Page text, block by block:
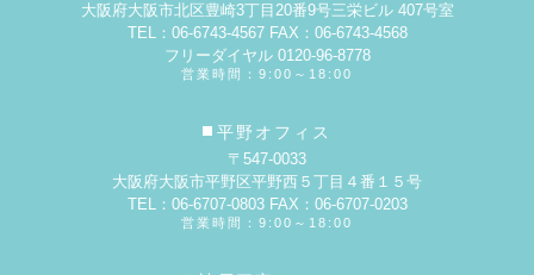
大阪府大阪市北区豊崎3丁目20番9号三栄ビル 407号室
TEL：06-6743-4567 FAX：06-6743-4568
フリーダイヤル 0120-96-8778
営業時間：9:00～18:00
平野オフィス
〒547-0033
大阪府大阪市平野区平野西５丁目４番１５号
TEL：06-6707-0803 FAX：06-6707-0203
営業時間：9:00～18:00